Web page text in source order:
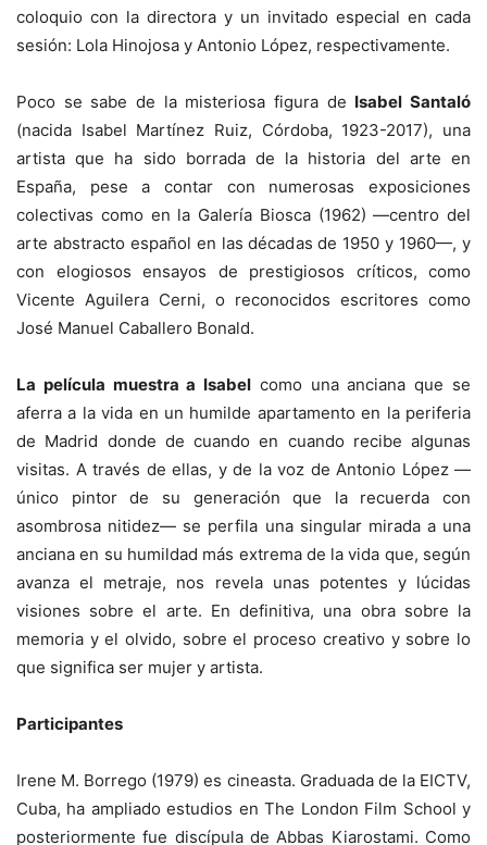
coloquio con la directora y un invitado especial en cada
sesión: Lola Hinojosa y Antonio López, respectivamente.
Poco se sabe de la misteriosa figura de Isabel Santaló
(nacida Isabel Martínez Ruiz, Córdoba, 1923-2017), una
artista que ha sido borrada de la historia del arte en
España, pese a contar con numerosas exposiciones
colectivas como en la Galería Biosca (1962) —centro del
arte abstracto español en las décadas de 1950 y 1960—, y
con elogiosos ensayos de prestigiosos críticos, como
Vicente Aguilera Cerni, o reconocidos escritores como
José Manuel Caballero Bonald.
La película muestra a Isabel como una anciana que se
aferra a la vida en un humilde apartamento en la periferia
de Madrid donde de cuando en cuando recibe algunas
visitas. A través de ellas, y de la voz de Antonio López —
único pintor de su generación que la recuerda con
asombrosa nitidez— se perfila una singular mirada a una
anciana en su humildad más extrema de la vida que, según
avanza el metraje, nos revela unas potentes y lúcidas
visiones sobre el arte. En definitiva, una obra sobre la
memoria y el olvido, sobre el proceso creativo y sobre lo
que significa ser mujer y artista.
Participantes
Irene M. Borrego (1979) es cineasta. Graduada de la EICTV,
Cuba, ha ampliado estudios en The London Film School y
posteriormente fue discípula de Abbas Kiarostami. Como